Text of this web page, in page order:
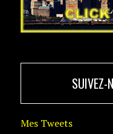
SUIVEZ-
Mes Tweets